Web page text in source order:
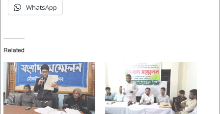
WhatsApp
Related